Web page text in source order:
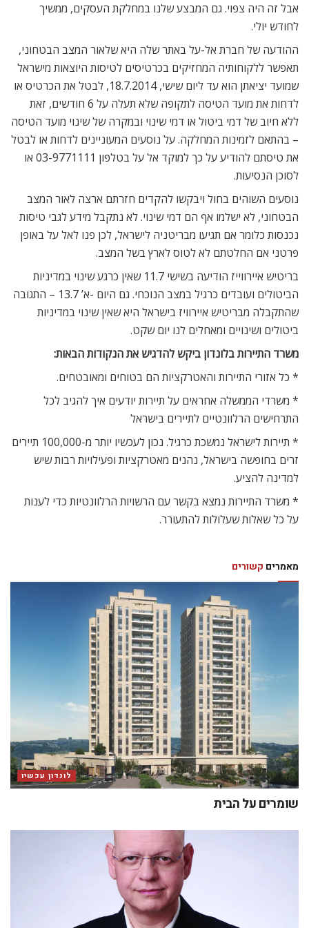
אבל זה היה צפוי. גם המבצע שלנו במחלקת העסקים, ממשיך
לחודש יולי.
ההודעה של חברת אל-על באתר שלה היא שלאור המצב הבטחוני,
תאפשר ללקוחותיה המחזיקים בכרטיסים לטיסות היוצאות מישראל
שמועד יציאתן הוא עד ליום שישי, 18.7.2014, לבטל את הכרטיס או
לדחות את מועד הטיסה לתקופה שלא תעלה על 6 חודשים, זאת
ללא חיוב של דמי ביטול או דמי שינוי ובמקרה של שינוי מועד הטיסה
– בהתאם לזמינות המחלקה. על נוסעים המעוניינים לדחות או לבטל
את טיסתם להודיע על כך למוקד אל על בטלפון 03-9771111 או
לסוכן הנסיעות.
נוסעים השוהים בחול ויבקשו להקדים חזרתם ארצה לאור המצב
הבטחוני, לא ישלמו אף הם דמי שינוי. לא נתקבל מידע לגבי טיסות
נכנסות כלומר אם תגיעו מבריטניה לישראל, לכן פנו לאל על באופן
פרטני אם החלטתם לא לטוס לארץ בשל המצב.
בריטיש איירווייז הודיעה בשישי 11.7 שאין כרגע שינוי במדיניות
הביטולים ועובדים כרגיל במצב הנוכחי. גם היום -א’ 13.7 – התגובה
שהתקבלה מבריטיש איירוויז בישראל היא שאין שינוי במדיניות
ביטולים ושינויים ומאחלים לנו יום שקט.
משרד התיירות בלונדון ביקש להדגיש את הנקודות הבאות:
* כל אזורי התיירות והאטרקציות הם בטוחים ומאובטחים.
* משרדי הממשלה אחראים על תיירות יודעים איך להגיב לכל
התרחישים הרלוונטיים לתיירים בישראל
* תיירות לישראל נמשכת כרגיל. נכון לעכשיו יותר מ-100,000 תיירים
זרים בחופשה בישראל, נהנים מאטרקציות ופעילויות רבות שיש
למדינה להציע.
* משרד התיירות נמצא בקשר עם הרשויות הרלוונטיות כדי לענות
על כל שאלות שעלולות להתעורר.
מאמרים קשורים
לונדון עכשיו
שומרים על הבית